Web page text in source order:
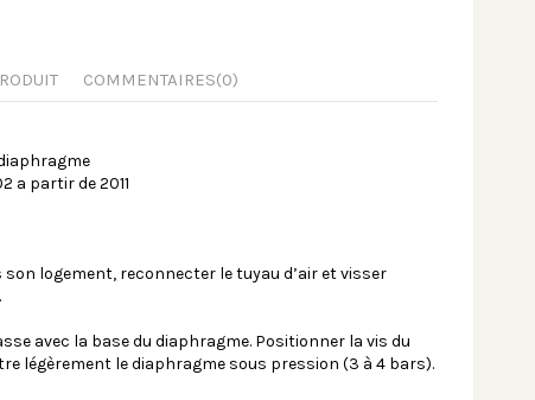
COMMENTAIRES(0)
a partir de 2011
logement, reconnecter le tuyau d’air et visser
avec la base du diaphragme. Positionner la vis du
légèrement le diaphragme sous pression (3 à 4 bars).